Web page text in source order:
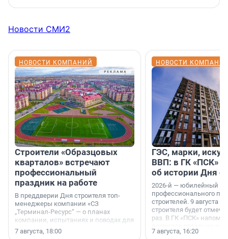
Новости СМИ2
НОВОСТИ КОМПАНИЙ
Строители «Образцовых
кварталов» встречают
профессиональный
праздник на работе
В преддверии Дня строителя топ-
менеджеры компании «СЗ
„Терминал-Ресурс“ — о планах
компании, испытаниях и поводах для
осторожного оптимизма.
7 августа, 18:00
НОВОСТИ
ГЭС, марки,
ВВП: в ГК «ПСК»
об истории Дня
2026-й — юбилейный
профессионального
строителей. 9 августа
строителя будет
раз. В ГК «ПСК»
поменялась роль
7 августа, 16:20